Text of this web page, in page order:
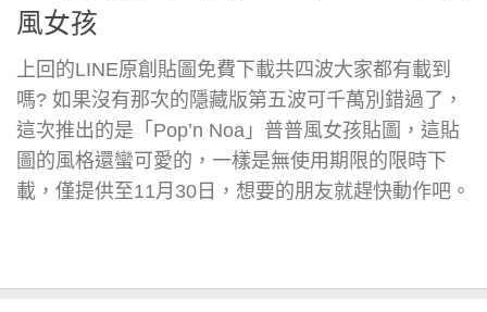
風女孩
上回的LINE原創貼圖免費下載共四波大家都有載到
嗎? 如果沒有那次的隱藏版第五波可千萬別錯過了，
這次推出的是「Pop’n Noa」普普風女孩貼圖，這貼
圖的風格還蠻可愛的，一樣是無使用期限的限時下
載，僅提供至11月30日，想要的朋友就趕快動作吧。